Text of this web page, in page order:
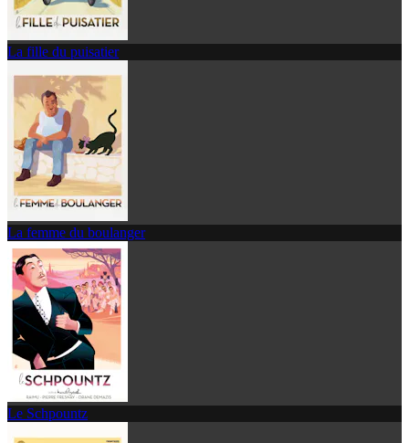
La fille du puisatier
La femme du boulanger
Le Schpountz